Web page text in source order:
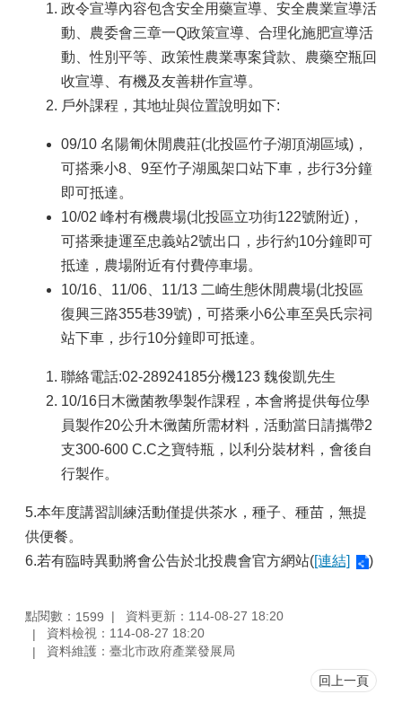
政令宣導內容包含安全用藥宣導、安全農業宣導活
動、農委會三章一Q政策宣導、合理化施肥宣導活
動、性別平等、政策性農業專案貸款、農藥空瓶回
收宣導、有機及友善耕作宣導。
戶外課程，其地址與位置說明如下:
09/10 名陽匍休閒農莊(北投區竹子湖頂湖區域)，
可搭乘小8、9至竹子湖風架口站下車，步行3分鐘
即可抵達。
10/02 峰村有機農場(北投區立功街122號附近)，
可搭乘捷運至忠義站2號出口，步行約10分鐘即可
抵達，農場附近有付費停車場。
10/16、11/06、11/13 二崎生態休閒農場(北投區
復興三路355巷39號)，可搭乘小6公車至吳氏宗祠
站下車，步行10分鐘即可抵達。
聯絡電話:02-28924185分機123 魏俊凱先生
10/16日木黴菌教學製作課程，本會將提供每位學
員製作20公升木黴菌所需材料，活動當日請攜帶2
支300-600 C.C之寶特瓶，以利分裝材料，會後自
行製作。
5.本年度講習訓練活動僅提供茶水，種子、種苗，無提
供便餐。
6.若有臨時異動將會公告於北投農會官方網站([連結] )
點閱數： 1599
資料更新：114-08-27 18:20
資料檢視：114-08-27 18:20
資料維護：臺北市政府產業發展局
回上一頁